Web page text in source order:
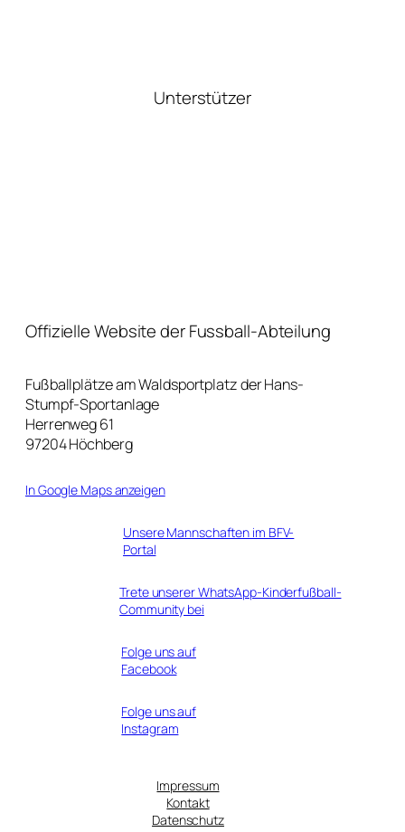
Unterstützer
Offizielle Website der Fussball-Abteilung
Fußballplätze am Waldsportplatz der Hans-
Stumpf-Sportanlage
Herrenweg 61
97204 Höchberg
In Google Maps anzeigen
Unsere Mannschaften im BFV-
Portal
Trete unserer WhatsApp-Kinderfußball-
Community bei
Folge uns auf
Facebook
Folge uns auf
Instagram
Impressum
Kontakt
Datenschutz